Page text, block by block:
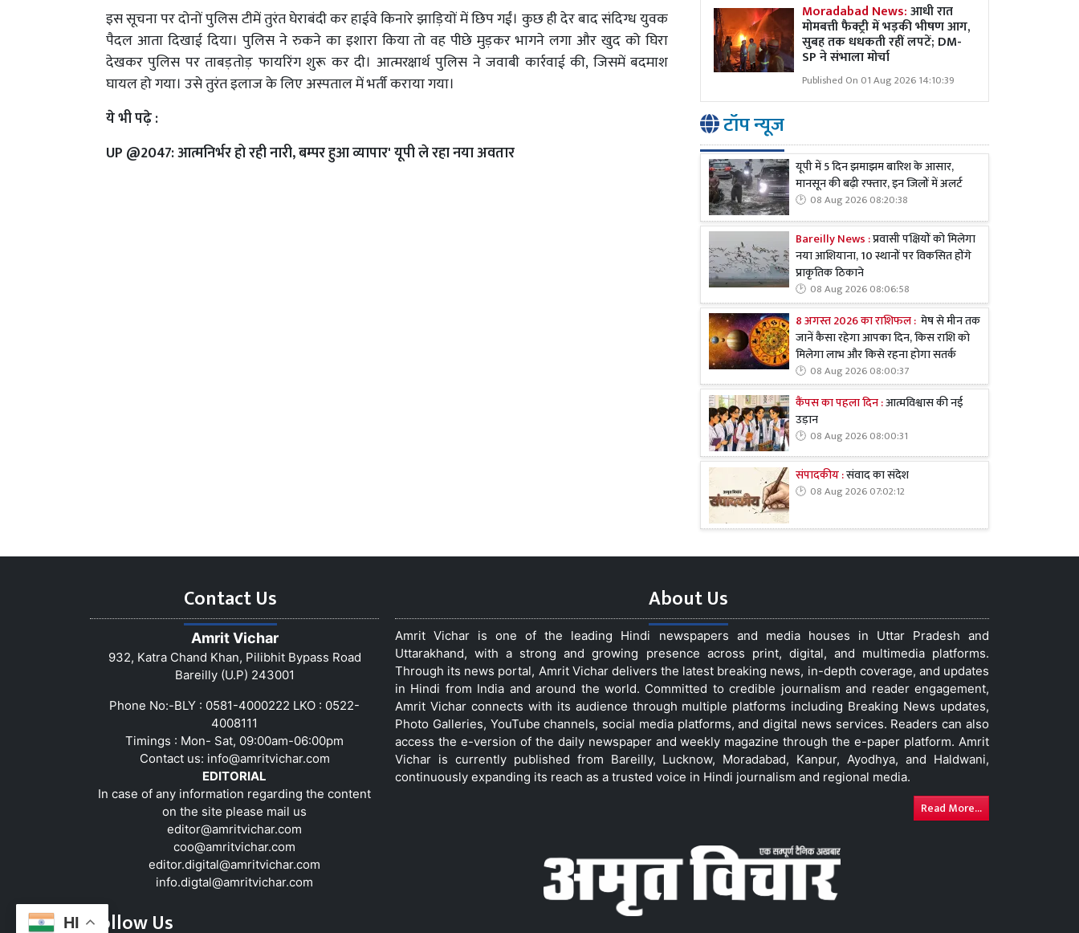
HI
इस सूचना पर दोनों पुलिस टीमें तुरंत घेराबंदी कर हाईवे किनारे झाड़ियों में छिप गईं। कुछ ही देर बाद संदिग्ध युवक
पैदल आता दिखाई दिया। पुलिस ने रुकने का इशारा किया तो वह पीछे मुड़कर भागने लगा और खुद को घिरा
देखकर पुलिस पर ताबड़तोड़ फायरिंग शुरू कर दी। आत्मरक्षार्थ पुलिस ने जवाबी कार्रवाई की, जिसमें बदमाश
घायल हो गया। उसे तुरंत इलाज के लिए अस्पताल में भर्ती कराया गया।
ये भी पढ़े :
UP @2047: आत्मनिर्भर हो रही नारी, बम्पर हुआ व्यापार' यूपी ले रहा नया अवतार
Moradabad News:आधी रात
मोमबत्ती फैक्ट्री में भड़की भीषण आग,
सुबह तक धधकती रहीं लपटें; DM-
SP ने संभाला मोर्चा
Published On 01 Aug 2026 14:10:39
टॉप न्यूज
यूपी में 5 दिन झमाझम बारिश के आसार,
मानसून की बढ़ी रफ्तार, इन जिलों में अलर्ट
08 Aug 2026 08:20:38
Bareilly News :प्रवासी पक्षियों को मिलेगा
नया आशियाना, 10 स्थानों पर विकसित होंगे
प्राकृतिक ठिकाने
08 Aug 2026 08:06:58
8 अगस्त 2026 का राशिफल : मेष से मीन तक
जानें कैसा रहेगा आपका दिन, किस राशि को
मिलेगा लाभ और किसे रहना होगा सतर्क
08 Aug 2026 08:00:37
कैंपस का पहला दिन :आत्मविश्वास की नई
उड़ान
08 Aug 2026 08:00:31
संपादकीय :संवाद का संदेश
08 Aug 2026 07:02:12
Contact Us
Amrit Vichar
932, Katra Chand Khan, Pilibhit Bypass Road
Bareilly (U.P) 243001
Phone No:-BLY : 0581-4000222 LKO : 0522-
4008111
Timings : Mon- Sat, 09:00am-06:00pm
Contact us: info@amritvichar.com
EDITORIAL
In case of any information regarding the content
on the site please mail us
editor@amritvichar.com
coo@amritvichar.com
editor.digital@amritvichar.com
info.digtal@amritvichar.com
Follow Us
About Us
Amrit Vichar is one of the leading Hindi newspapers and media houses in Uttar Pradesh and
Uttarakhand, with a strong and growing presence across print, digital, and multimedia platforms.
Through its news portal, Amrit Vichar delivers the latest breaking news, in-depth coverage, and updates
in Hindi from India and around the world. Committed to credible journalism and reader engagement,
Amrit Vichar connects with its audience through multiple platforms including Breaking News updates,
Photo Galleries, YouTube channels, social media platforms, and digital news services. Readers can also
access the e-version of the daily newspaper and weekly magazine through the e-paper platform. Amrit
Vichar is currently published from Bareilly, Lucknow, Moradabad, Kanpur, Ayodhya, and Haldwani,
continuously expanding its reach as a trusted voice in Hindi journalism and regional media.
Read More...